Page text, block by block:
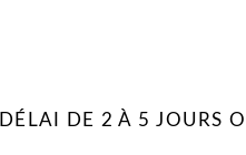
DE 2 À 5 JOURS